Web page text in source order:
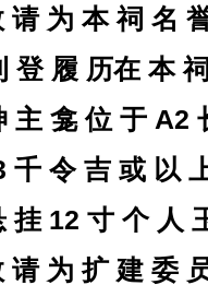
请 为 本 祠 名
登 履 历在 本
主 龛 位 于 A2
千 令 吉 或 以
挂 12 寸 个 人
请 为 扩 建 委